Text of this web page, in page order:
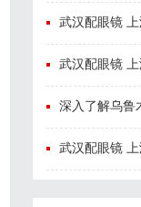
武汉配眼镜
武汉配眼镜
深入了解乌鲁木
武汉配眼镜